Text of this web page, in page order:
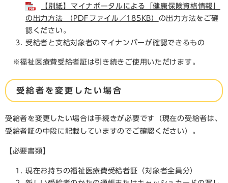
【別紙】マイナポータルによる「健康保険資格情報」
の出力方法 （PDFファイル／185KB） の出力方法をご確
認ください。
受給者と支給対象者のマイナンバーが確認できるもの
※福祉医療費受給者証は引き続きご使用いただけます。
受給者を変更したい場合
受給者を変更したい場合は手続きが必要です（現在の受給者は、
受給者証の中段に記載していますのでご確認ください）。
【必要書類】
現在お持ちの福祉医療費受給者証（対象者全員分）